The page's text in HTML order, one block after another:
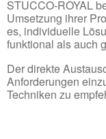
STUCCO-ROYAL
Umsetzung ihrer
es, individuelle
funktional als auch
Der direkte
Anforderungen
Techniken zu